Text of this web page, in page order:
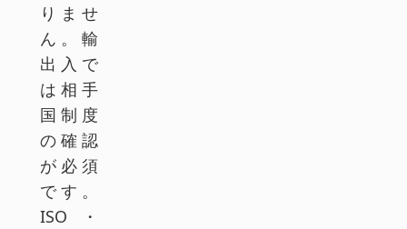
りませ
ん。輸
出入で
は相手
国制度
の確認
が必須
です。
ISO・